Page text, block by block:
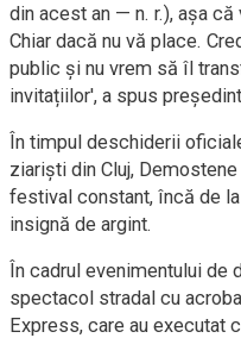
din acest an — n. r.), așa
Chiar dacă nu vă place.
public și nu vrem să îl
invitațiilor', a spus
În timpul deschiderii
ziariști din Cluj,
festival constant, încă de
insignă de argint.
În cadrul evenimentului de
spectacol stradal cu
Express, care au executat